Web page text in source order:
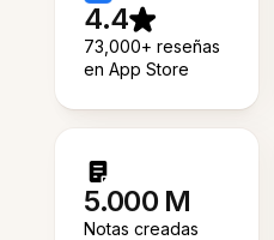
4.4
73,000+ reseñas
en App Store
5.000 M
Notas creadas